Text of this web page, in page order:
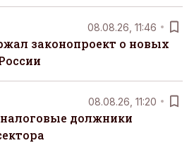
08.08.26, 11:46
законопроект о новых
08.08.26, 11:20
должники